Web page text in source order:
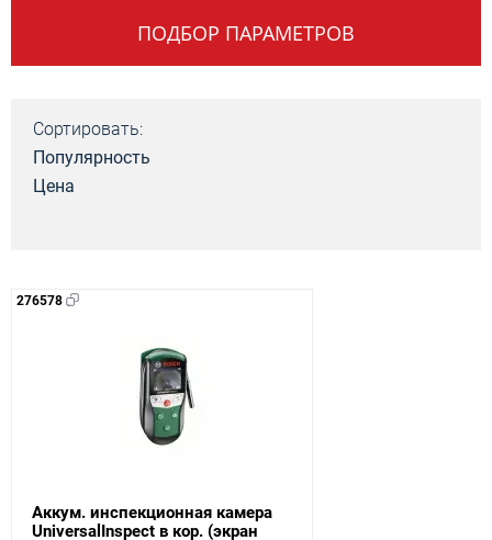
ПОДБОР ПАРАМЕТРОВ
Сортировать:
Популярность
Цена
276578
Аккум. инспекционная камера
UniversalInspect в кор. (экран